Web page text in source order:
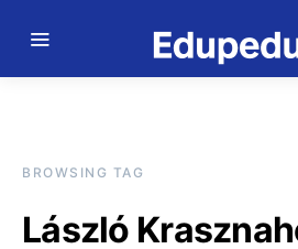
BROWSING TAG
László